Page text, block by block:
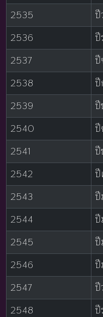
2535
ปี
2536
ปี
2537
ปี
2538
2539
ปี
2540
ปี
2541
ปี
2542
ปี
2543
ปี
2544
ปี
2545
ปี
2546
ปี
2547
ปี
2548
ปี